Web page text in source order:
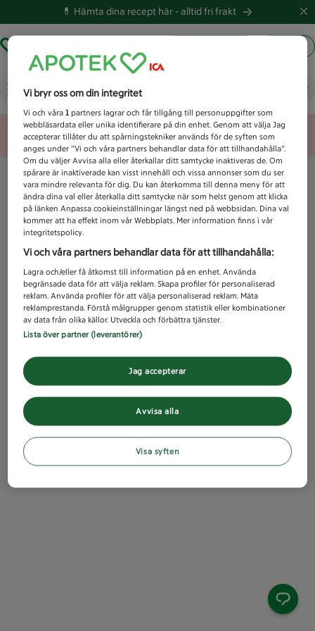
💊 Hämta dina recept här -alltid fri frakt
Vad letar du efter idag?
Unknown error
Vi bryr oss om din integritet
Vi och våra1 partners lagrar och får tillgång till personuppgifter som
webbläsardata eller unika identifierare på din enhet. Genom att välja Jag
accepterar tillåter du att spårningstekniker används för de syften som
anges under ”Vi och våra partners behandlar data för att tillhandahålla”.
Om du väljer Avvisa alla eller återkallar ditt samtycke inaktiveras de. Om
spårare är inaktiverade kan visst innehåll och vissa annonser som du ser
vara mindre relevanta för dig. Du kan återkomma till denna meny för att
ändra dina val eller återkalla ditt samtycke när som helst genom att klicka
på länken Anpassa cookieinställningar längst ned på webbsidan. Dina val
kommer att ha effekt inom vår Webbplats. Mer information finns i vår
integritetspolicy.
Vi och våra partners behandlar data för att tillhandahålla:
Lagra och/eller få åtkomst till information på en enhet. Använda
begränsade data för att välja reklam. Skapa profiler för personaliserad
reklam. Använda profiler för att välja personaliserad reklam. Mäta
reklamprestanda. Förstå målgrupper genom statistik eller kombinationer
av data från olika källor. Utveckla och förbättra tjänster.
Lista över partner (leverantörer)
Avvisa alla
Jag accepterar
Visa syften